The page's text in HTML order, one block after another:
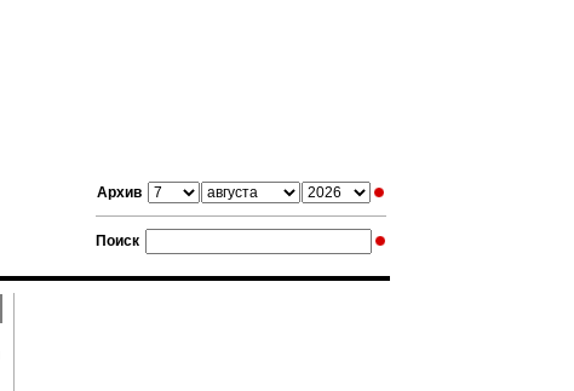
Архив
Поиск